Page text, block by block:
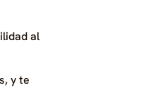
al
y te